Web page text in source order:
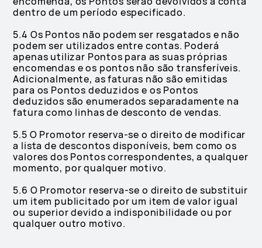
dentro de um período especificado.
5.4 Os Pontos não podem ser resgatados e não
podem ser utilizados entre contas. Poderá
apenas utilizar Pontos para as suas próprias
encomendas e os pontos não são transferíveis.
Adicionalmente, as faturas não são emitidas
para os Pontos deduzidos e os Pontos
deduzidos são enumerados separadamente na
fatura como linhas de desconto de vendas.
5.5 O Promotor reserva-se o direito de modificar
a lista de descontos disponíveis, bem como os
valores dos Pontos correspondentes, a qualquer
momento, por qualquer motivo.
5.6 O Promotor reserva-se o direito de substituir
um item publicitado por um item de valor igual
ou superior devido a indisponibilidade ou por
qualquer outro motivo.